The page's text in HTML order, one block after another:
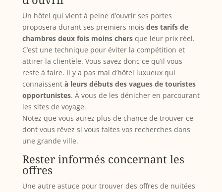
Un hôtel qui vient à peine d’ouvrir ses portes
proposera durant ses premiers mois des tarifs de
chambres deux fois moins chersque leur prix réel.
C’est une technique pour éviter la compétition et
attirer la clientèle. Vous savez donc ce qu’il vous
reste à faire. Il y a pas mal d’hôtel luxueux qui
connaissentà leurs débuts des vagues de touristes
opportunistes. À vous de les dénicher en parcourant
les sites de voyage.
Notez que vous aurez plus de chance de trouver ce
dont vous rêvez si vous faites vos recherches dans
une grande ville.
Rester informés concernant les
offres
Une autre astuce pour trouver des offres de nuitées